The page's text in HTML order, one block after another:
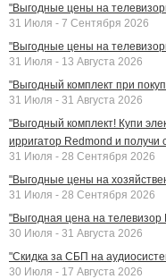
"Выгодные цены на
31 Июля - 7 Сентября 2026
"Выгодные цены на
31 Июля - 13 Августа 2026
"Выгодный комплект при
31 Июля - 31 Августа 2026
"Выгодный комплект! Купи
ирригатор Redmond и получи
31 Июля - 28 Сентября 2026
"Выгодные цены на
31 Июля - 28 Сентября 2026
"Выгодная цена на телевизор
30 Июля - 31 Августа 2026
"Скидка за СБП на
30 Июля - 17 Августа 2026